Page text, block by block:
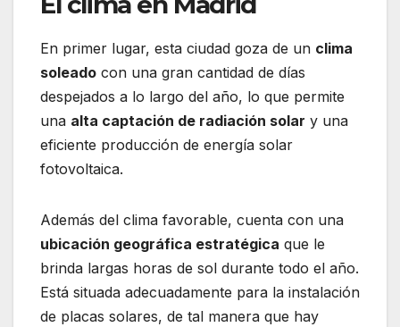
En primer lugar, esta ciudad goza de un clima
soleado con una gran cantidad de días
despejados a lo largo del año, lo que permite
una alta captación de radiación solar y una
eficiente producción de energía solar
fotovoltaica.
Además del clima favorable, cuenta con una
ubicación geográfica estratégica que le
brinda largas horas de sol durante todo el año.
Está situada adecuadamente para la instalación
de placas solares, de tal manera que hay